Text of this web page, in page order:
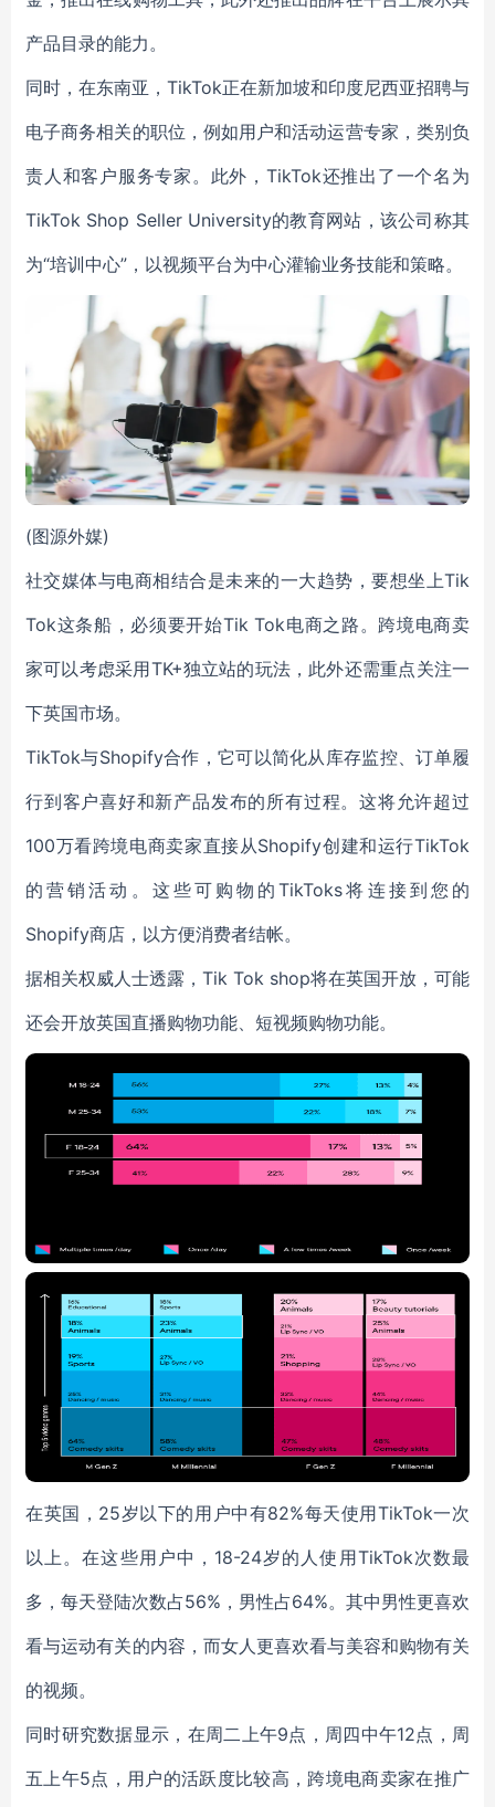
产品目录的能力。
同时，在东南亚，TikTok正在新加坡和印度尼西亚招聘与
电子商务相关的职位，例如用户和活动运营专家，类别负
责人和客户服务专家。此外，TikTok还推出了一个名为
TikTok Shop Seller University的教育网站，该公司称其
为“培训中心”，以视频平台为中心灌输业务技能和策略。
(图源外媒)
社交媒体与电商相结合是未来的一大趋势，要想坐上Tik
Tok这条船，必须要开始Tik Tok电商之路。跨境电商卖
家可以考虑采用TK+独立站的玩法，此外还需重点关注一
下英国市场。
TikTok与Shopify合作，它可以简化从库存监控、订单履
行到客户喜好和新产品发布的所有过程。这将允许超过
100万看跨境电商卖家直接从Shopify创建和运行TikTok
的营销活动。这些可购物的TikToks将连接到您的
Shopify商店，以方便消费者结帐。
据相关权威人士透露，Tik Tok shop将在英国开放，可能
还会开放英国直播购物功能、短视频购物功能。
在英国，25岁以下的用户中有82%每天使用TikTok一次
以上。在这些用户中，18-24岁的人使用TikTok次数最
多，每天登陆次数占56%，男性占64%。其中男性更喜欢
看与运动有关的内容，而女人更喜欢看与美容和购物有关
的视频。
同时研究数据显示，在周二上午9点，周四中午12点，周
五上午5点，用户的活跃度比较高，跨境电商卖家在推广